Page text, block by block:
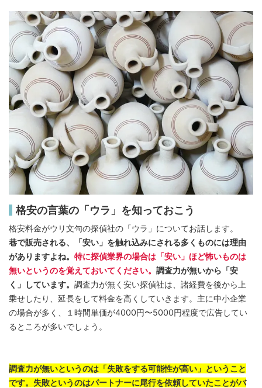
格安の言葉の「ウラ」を知っておこう
格安料金がウリ文句の探偵社の「ウラ」についてお話します。
巷で販売される、「安い」を触れ込みにされる多くものには理由
がありますよね。 特に探偵業界の場合は「安い」ほど怖いものは
無いというのを覚えておいてください。 調査力が無いから「安
く」しています。 調査力が無く安い探偵社は、諸経費を後から上
乗せしたり、延長をして料金を高くしていきます。主に中小企業
の場合が多く、１時間単価が4000円〜5000円程度で広告してい
るところが多いでしょう。
調査力が無いというのは「失敗をする可能性が高い」ということ
です。失敗というのはパートナーに尾行を依頼していたことがバ